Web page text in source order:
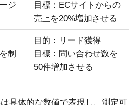
ジ
目標：ECサイトからの
売上を20%増加させる
制
目的：リード獲得
目標：問い合わせ数を
50件増加させる
具体的な数値で表現し、測定可